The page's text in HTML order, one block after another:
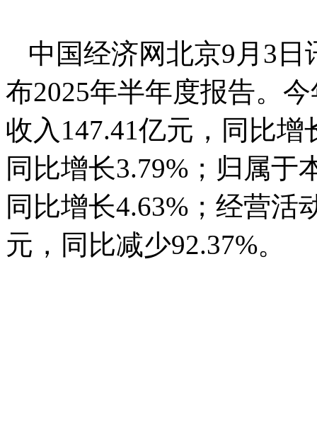
中国经济网北京9月3日
布2025年半年度报告。
收入147.41亿元，同比增
同比增长3.79%；归属于
同比增长4.63%；经营活
元，同比减少92.37%。